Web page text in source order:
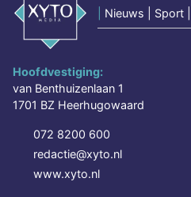
Nieuws | Sport
Hoofdvestiging:
van Benthuizenlaan 1
1701 BZ Heerhugowaard
072 8200 600
redactie@xyto.nl
www.xyto.nl